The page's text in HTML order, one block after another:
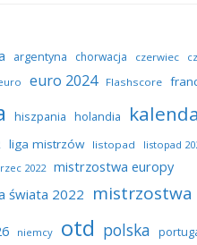
argentyna chorwacja czerwiec
euro 2024 Flashscore
hiszpania holandia
liga mistrzów listopad listopad
2022 mistrzostwa europy
świata 2022 mistrzostwa
niemcy otd polska